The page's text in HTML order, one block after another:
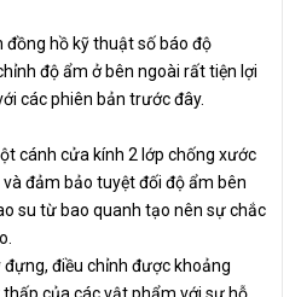
đồng hồ kỹ thuật số báo độ
độ ẩm ở bên ngoài rất tiện lợi
các phiên bản trước đây.
cánh cửa kính 2 lớp chống xước
đảm bảo tuyệt đối độ ẩm bên
su từ bao quanh tạo nên sự chắc
điều chỉnh được khoảng